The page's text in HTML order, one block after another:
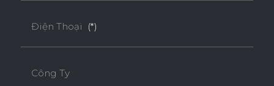
Điện Thoại (*)
Công Ty